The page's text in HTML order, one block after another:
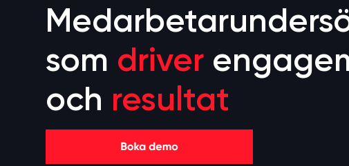
som driver
och resultat